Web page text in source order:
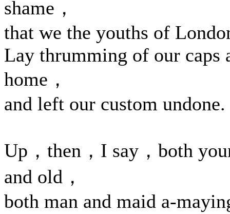
shame，
that we the youths of
Lay thrumming of our caps
home，
and left our custom undone.
Up，then，I say，both
and old，
both man and maid a-